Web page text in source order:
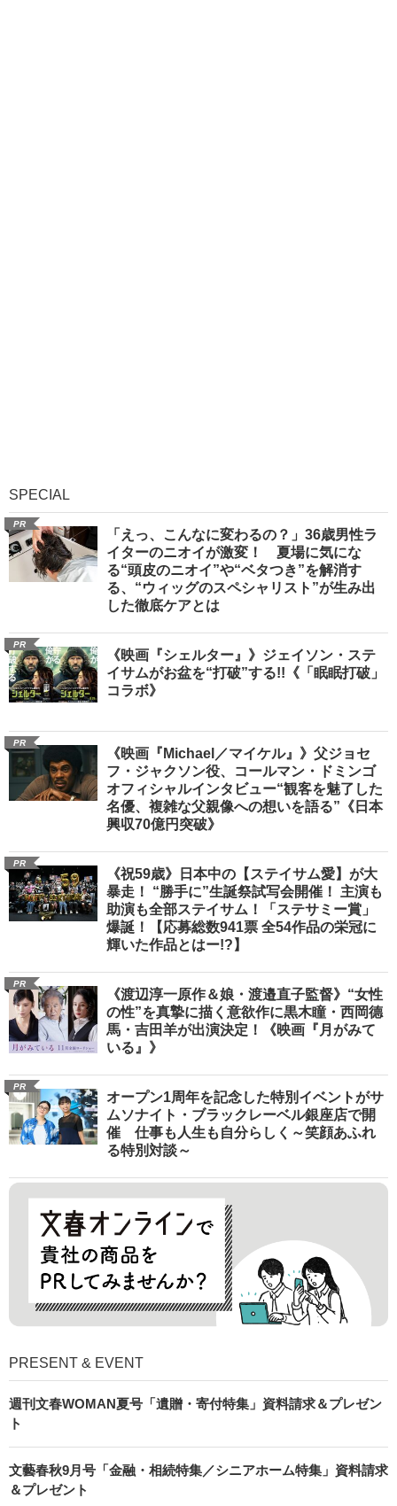
SPECIAL
PR
「えっ、こんなに変わるの？」36歳男性ラ
イターのニオイが激変！ 夏場に気にな
る“頭皮のニオイ”や“ベタつき”を解消す
る、“ウィッグのスペシャリスト”が生み出
した徹底ケアとは
PR
《映画『シェルター』》ジェイソン・ステ
イサムがお盆を“打破”する!!《「眠眠打破」
コラボ》
PR
《映画『Michael／マイケル』》父ジョセ
フ・ジャクソン役、コールマン・ドミンゴ
オフィシャルインタビュー“観客を魅了した
名優、複雑な父親像への想いを語る”《日本
興収70億円突破》
PR
《祝59歳》日本中の【ステイサム愛】が大
暴走！ “勝手に”生誕祭試写会開催！ 主演も
助演も全部ステイサム！「ステサミー賞」
爆誕！【応募総数941票 全54作品の栄冠に
輝いた作品とはー!?】
PR
《渡辺淳一原作＆娘・渡邉直子監督》“女性
の性”を真摯に描く意欲作に黒木瞳・西岡德
馬・吉田羊が出演決定！《映画『月がみて
いる』》
PR
オープン1周年を記念した特別イベントがサ
ムソナイト・ブラックレーベル銀座店で開
催 仕事も人生も自分らしく～笑顔あふれ
る特別対談～
PRESENT & EVENT
週刊文春WOMAN夏号「遺贈・寄付特集」資料請求＆プレゼン
ト
文藝春秋9月号「金融・相続特集／シニアホーム特集」資料請求
＆プレゼント